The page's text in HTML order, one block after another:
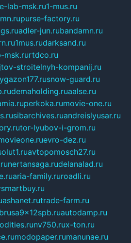
lab-msk.ru1-mus.ru
purse-factory.ru
adler-jun.rubandamn.ru
1mus.rudarksand.ru
msk.rurtdco.ru
stroitelnyh-kompanij.ru
snow-guard.ru
demaholding.ruaalse.ru
perkoka.rumovie-one.ru
sibarchives.ruandreislyusar.ru
tor-lyubov-i-grom.ru
evro-dez.ru
avtopomosch27.ru
nertansaga.rudelanalad.ru
aria-family.ruroadli.ru
ashanet.rutrade-farm.ru
autodamp.ru
nv750.rux-ton.ru
modopaper.rumanunae.ru